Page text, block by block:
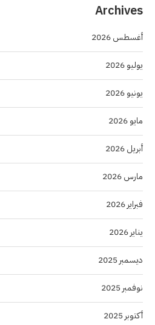
Archives
أغسطس 2026
يوليو 2026
يونيو 2026
مايو 2026
أبريل 2026
مارس 2026
فبراير 2026
يناير 2026
ديسمبر 2025
نوفمبر 2025
أكتوبر 2025